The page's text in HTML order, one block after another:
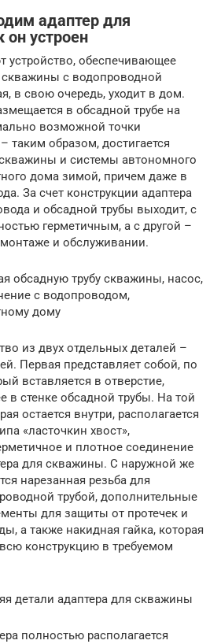
адаптер для
устроен
устройство, обеспечивающее
с водопроводной
в свою очередь, уходит в дом.
в обсадной трубе на
возможной точки
таким образом, достигается
и системы автономного
дома зимой, причем даже в
За счет конструкции адаптера
и обсадной трубы выходит, с
герметичным, а с другой –
и обслуживании.
обсадную трубу скважины, насос,
с водопроводом,
дому
из двух отдельных деталей –
Первая представляет собой, по
вставляется в отверстие,
в стенке обсадной трубы. На той
остается внутри, располагается
«ласточкин хвост»,
и плотное соединение
для скважины. С наружной же
нарезанная резьба для
трубой, дополнительные
для защиты от протечек и
а также накидная гайка, которая
конструкцию в требуемом
детали адаптера для скважины
полностью располагается